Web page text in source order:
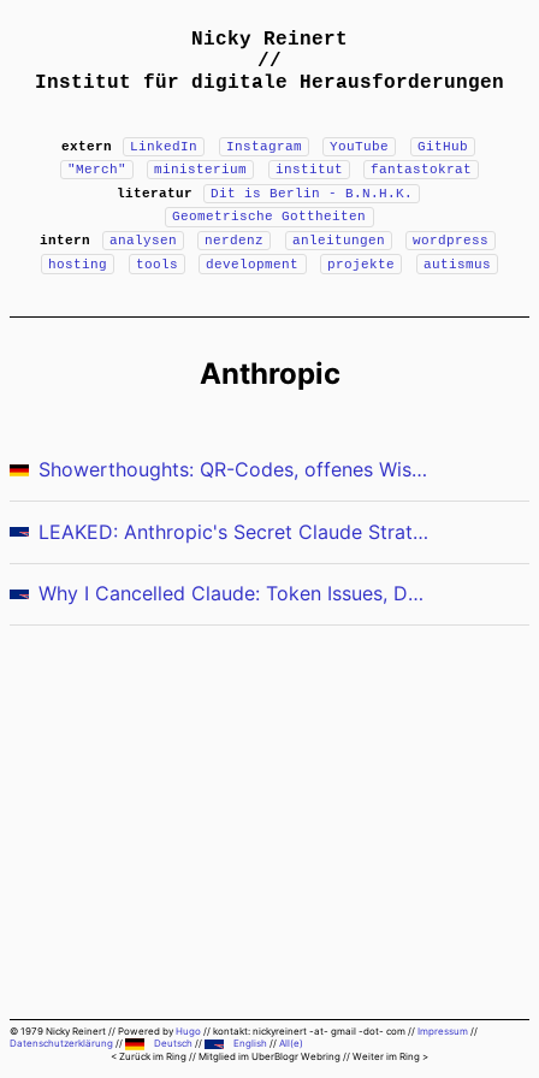
Nicky Reinert
//
Institut für digitale Herausforderungen
extern LinkedIn Instagram YouTube
GitHub
"Merch"
ministerium institut
fantastokrat
literatur
Dit is Berlin - B.N.H.K.
Geometrische Gottheiten
intern
analysen nerdenz anleitungen
wordpress
hosting
tools development projekte autismus
Anthropic
Showerthoughts: QR-Codes, offenes Wissen und verpasste Produktivität
LEAKED: Anthropic's Secret Claude Strategy
Why I Cancelled Claude: Token Issues, Declining Quality, and Poor Support
© 1979 Nicky Reinert // Powered by Hugo // kontakt: nickyreinert -at- gmail -dot- com // Impressum //
Datenschutzerklärung // Deutsch // English // All(e)
< Zurück im Ring // Mitglied im UberBlogr Webring // Weiter im Ring >